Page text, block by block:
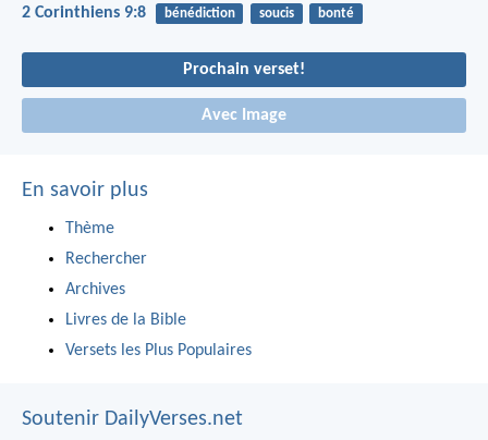
2 Corinthiens 9:8 bénédiction soucis bonté
Prochain verset!
Avec Image
En savoir plus
Thème
Rechercher
Archives
Livres de la Bible
Versets les Plus Populaires
Soutenir DailyVerses.net